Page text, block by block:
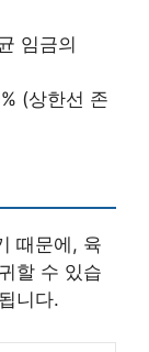
임금의
(상한선 존
때문에, 육
할 수 있습
니다.